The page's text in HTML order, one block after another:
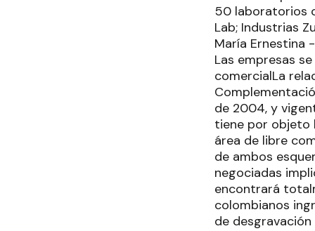
50 laboratorios
Lab; Industrias
María Ernestina
Las empresas
comercialLa
de 2004, y
tiene por objeto
área de libre
de ambos
negociadas
encontrará
colombianos
de desgravación